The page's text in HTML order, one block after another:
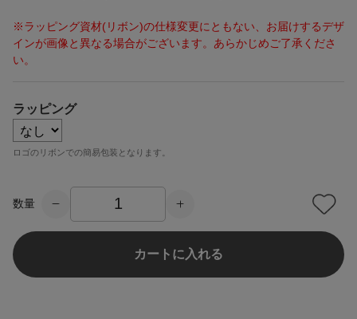
※ラッピング資材(リボン)の仕様変更にともない、お届けするデザ
インが画像と異なる場合がございます。あらかじめご了承くださ
い。
ラッピング
ロゴのリボンでの簡易包装となります。
数量
カートに入れる